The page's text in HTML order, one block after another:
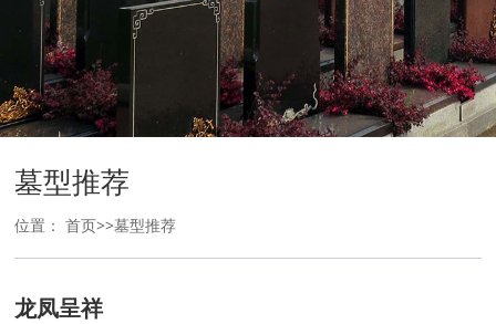
墓型推荐
位置：首页>>墓型推荐
龙凤呈祥